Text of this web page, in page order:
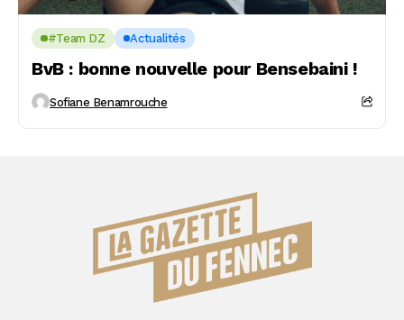
#Team DZ Actualités
BvB : bonne nouvelle pour Bensebaini !
Sofiane Benamrouche